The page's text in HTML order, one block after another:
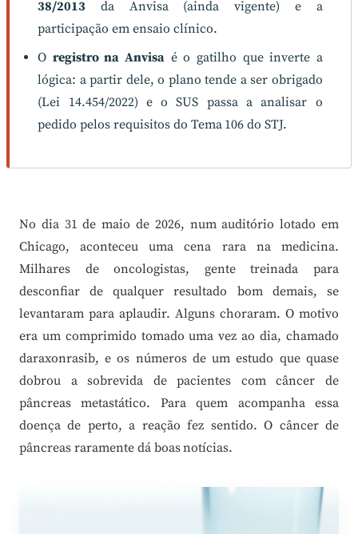
38/2013 da Anvisa (ainda vigente) e a
participação em ensaio clínico.
O registro na Anvisa é o gatilho que inverte a
lógica: a partir dele, o plano tende a ser obrigado
(Lei 14.454/2022) e o SUS passa a analisar o
pedido pelos requisitos do Tema 106 do STJ.
No dia 31 de maio de 2026, num auditório lotado em
Chicago, aconteceu uma cena rara na medicina.
Milhares de oncologistas, gente treinada para
desconfiar de qualquer resultado bom demais, se
levantaram para aplaudir. Alguns choraram. O motivo
era um comprimido tomado uma vez ao dia, chamado
daraxonrasib, e os números de um estudo que quase
dobrou a sobrevida de pacientes com câncer de
pâncreas metastático. Para quem acompanha essa
doença de perto, a reação fez sentido. O câncer de
pâncreas raramente dá boas notícias.